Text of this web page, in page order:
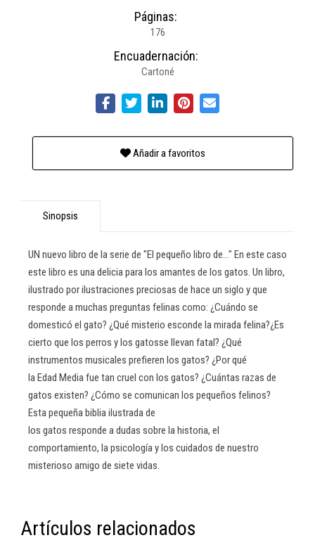
Páginas:
176
Encuadernación:
Cartoné
Añadir a favoritos
Sinopsis
UN nuevo libro de la serie de "El pequeño libro de..." En este caso
este libro es una delicia para los amantes de los gatos. Un libro,
ilustrado por ilustraciones preciosas de hace un siglo y que
responde a muchas preguntas felinas como: ¿Cuándo se
domesticó el gato? ¿Qué misterio esconde la mirada felina?¿Es
cierto que los perros y los gatosse llevan fatal? ¿Qué
instrumentos musicales prefieren los gatos? ¿Por qué
la Edad Media fue tan cruel con los gatos? ¿Cuántas razas de
gatos existen? ¿Cómo se comunican los pequeños felinos?
Esta pequeña biblia ilustrada de
los gatos responde a dudas sobre la historia, el
comportamiento, la psicología y los cuidados de nuestro
misterioso amigo de siete vidas.
Artículos relacionados